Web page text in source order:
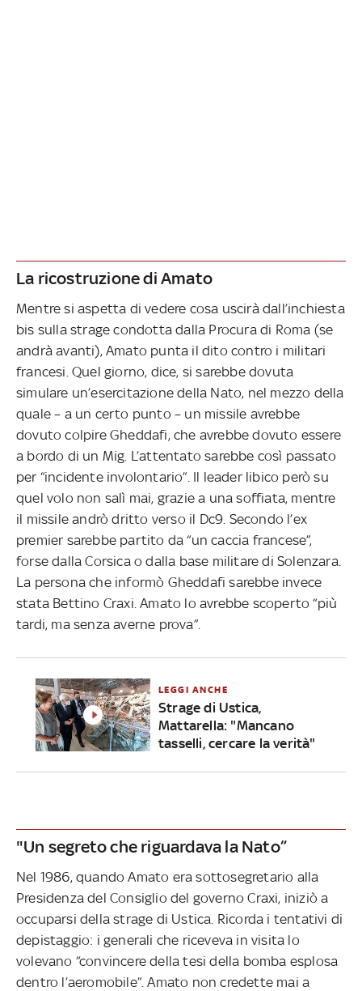
La ricostruzione di Amato
Mentre si aspetta di vedere cosa uscirà dall’inchiesta
bis sulla strage condotta dalla Procura di Roma (se
andrà avanti), Amato punta il dito contro i militari
francesi. Quel giorno, dice, si sarebbe dovuta
simulare un’esercitazione della Nato, nel mezzo della
quale – a un certo punto – un missile avrebbe
dovuto colpire Gheddafi, che avrebbe dovuto essere
a bordo di un Mig. L’attentato sarebbe così passato
per “incidente involontario”. Il leader libico però su
quel volo non salì mai, grazie a una soffiata, mentre
il missile andrò dritto verso il Dc9. Secondo l’ex
premier sarebbe partito da “un caccia francese”,
forse dalla Corsica o dalla base militare di Solenzara.
La persona che informò Gheddafi sarebbe invece
stata Bettino Craxi. Amato lo avrebbe scoperto “più
tardi, ma senza averne prova”.
LEGGI ANCHE
Strage di Ustica,
Mattarella: "Mancano
tasselli, cercare la verità"
"Un segreto che riguardava la Nato”
Nel 1986, quando Amato era sottosegretario alla
Presidenza del Consiglio del governo Craxi, iniziò a
occuparsi della strage di Ustica. Ricorda i tentativi di
depistaggio: i generali che riceveva in visita lo
volevano “convincere della tesi della bomba esplosa
dentro l’aeromobile”. Amato non credette mai a